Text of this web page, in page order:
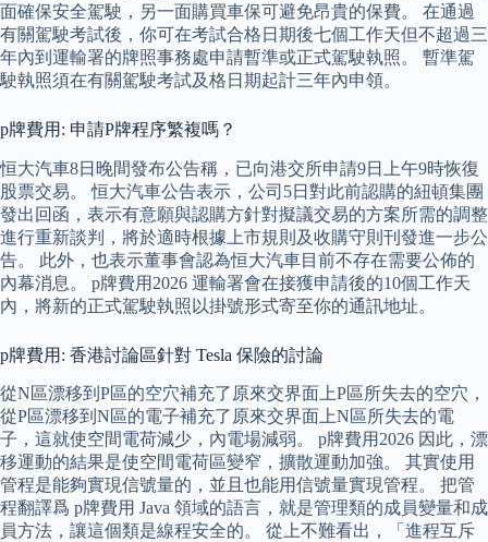
面確保安全駕駛，另一面購買車保可避免昂貴的保費。 在通過
有關駕駛考試後，你可在考試合格日期後七個工作天但不超過三
年內到運輸署的牌照事務處申請暫準或正式駕駛執照。 暫準駕
駛執照須在有關駕駛考試及格日期起計三年內申領。
p牌費用: 申請P牌程序繁複嗎？
恒大汽車8日晚間發布公告稱，已向港交所申請9日上午9時恢復
股票交易。 恒大汽車公告表示，公司5日對此前認購的紐頓集團
發出回函，表示有意願與認購方針對擬議交易的方案所需的調整
進行重新談判，將於適時根據上市規則及收購守則刊發進一步公
告。 此外，也表示董事會認為恒大汽車目前不存在需要公佈的
內幕消息。 p牌費用2026 運輸署會在接獲申請後的10個工作天
內，將新的正式駕駛執照以掛號形式寄至你的通訊地址。
p牌費用: 香港討論區針對 Tesla 保險的討論
從N區漂移到P區的空穴補充了原來交界面上P區所失去的空穴，
從P區漂移到N區的電子補充了原來交界面上N區所失去的電
子，這就使空間電荷減少，內電場減弱。 p牌費用2026 因此，漂
移運動的結果是使空間電荷區變窄，擴散運動加強。 其實使用
管程是能夠實現信號量的，並且也能用信號量實現管程。 把管
程翻譯爲 p牌費用 Java 領域的語言，就是管理類的成員變量和成
員方法，讓這個類是線程安全的。 從上不難看出，「進程互斥